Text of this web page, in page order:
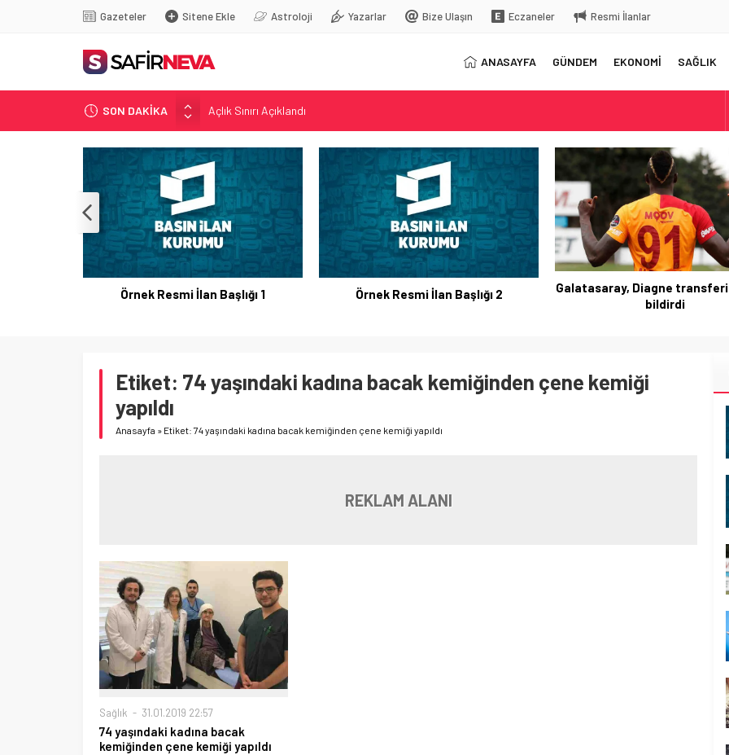
Gazeteler Sitene Ekle Astroloji Yazarlar Bize Ulaşın Eczaneler Resmi İlanlar
ANASAYFA GÜNDEM EKONOMİ SAĞLIK
SON DAKİKA
Açlık Sınırı Açıklandı
Öğretmenlere Kötü Haber
FETÖ’nün kritik ismi tutuklandı
Son dakika… İstanbul’da trafik felç
Yunanistan Başbakanı Çipras Türkiye’ye gelecek
Örnek Resmi İlan Başlığı 1 Örnek Resmi İlan Başlığı 2
Galatasaray, Diagne
bildirdi
Etiket: 74 yaşındaki kadına bacak kemiğinden çene kemiği
yapıldı
Anasayfa » Etiket: 74 yaşındaki kadına bacak kemiğinden çene kemiği yapıldı
REKLAM ALANI
Sağlık 31.01.2019 22:57
74 yaşındaki kadına bacak
kemiğinden çene kemiği yapıldı